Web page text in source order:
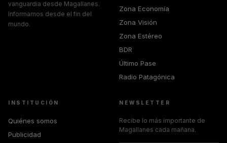
vanguardia desde Magallanes.
Informamos desde el fin del
mundo.
Zona Economía
Zona Visión
Zona Estéreo
BDR
Último Pase
Radio Patagónica
INSTITUCIÓN
Quiénes somos
Publicidad
NEWSLETTER
Recibe lo más importante de
Magallanes cada mañana.